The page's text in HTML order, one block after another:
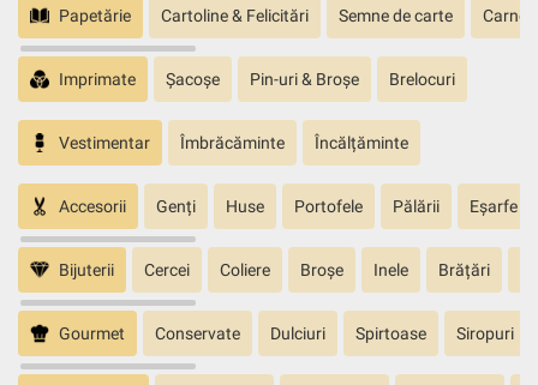
Papetărie Cartoline & Felicitări Semne de carte
Imprimate Șacoșe Pin-uri & Broșe Brelocuri
Vestimentar Îmbrăcăminte Încălțăminte
Accesorii Genți Huse Portofele Pălării Eșarfe
Bijuterii Cercei Coliere Broșe Inele Brățări
Gourmet Conservate Dulciuri Spirtoase Siropuri